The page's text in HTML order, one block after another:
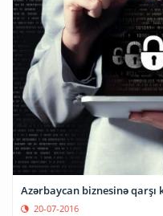
Azərbaycan biznesinə
20-07-2016